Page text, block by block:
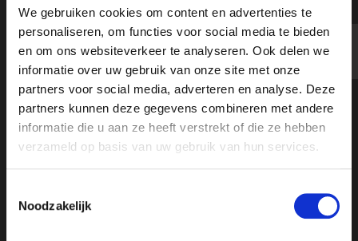
We gebruiken cookies om content en advertenties te
personaliseren, om functies voor social media te bieden
en om ons websiteverkeer te analyseren. Ook delen we
informatie over uw gebruik van onze site met onze
partners voor social media, adverteren en analyse. Deze
partners kunnen deze gegevens combineren met andere
informatie die u aan ze heeft verstrekt of die ze hebben
verzameld op basis van uw gebruik van hun services.
Noodzakelijk
Kijk de hele uitzending